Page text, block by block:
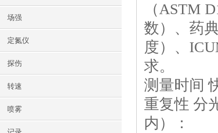
场强
定氮仪
探伤
转速
喷雾
（ASTM
数）、药
度）、
求。
测量时间
重复性 分
内）：